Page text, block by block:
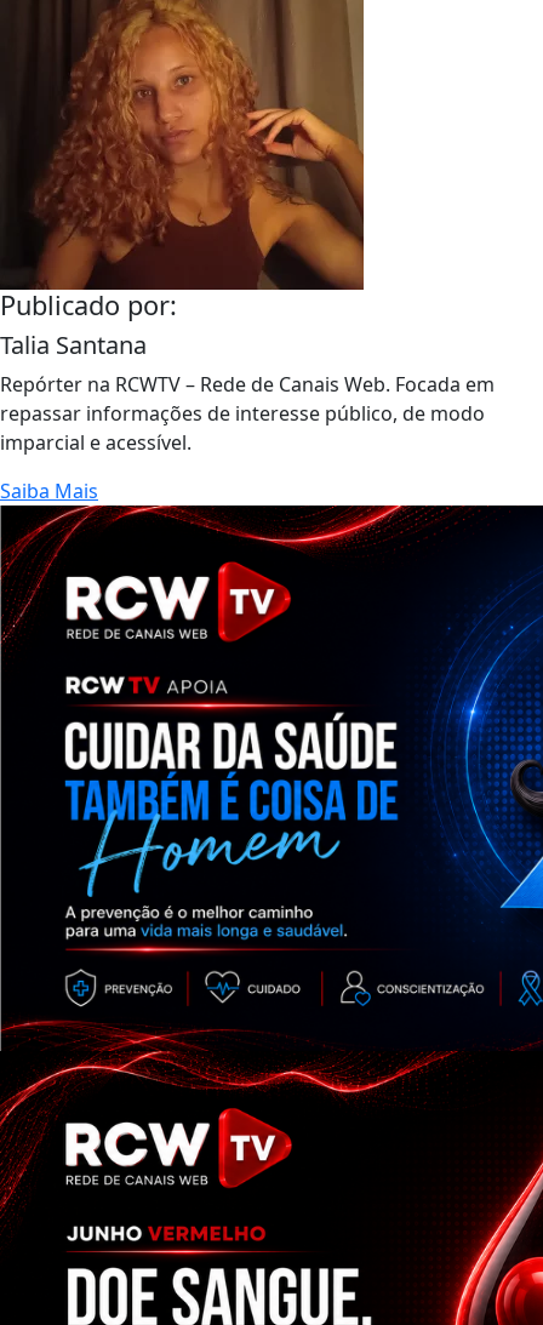
Publicado por:
Talia Santana
Repórter na RCWTV – Rede de Canais Web. Focada em
repassar informações de interesse público, de modo
imparcial e acessível.
Saiba Mais